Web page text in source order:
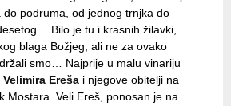
podruma, od jednog trnjka do
Bilo je tu i krasnih žilavki,
blaga Božjeg, ali ne za ovako
smo… Najprije u malu vinariju
Velimira Ereša i njegove obitelji na
Mostara. Veli Ereš, ponosan je na